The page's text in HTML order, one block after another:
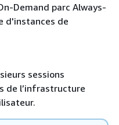
Demand parc Always-
d'instances de
sessions
de l’infrastructure